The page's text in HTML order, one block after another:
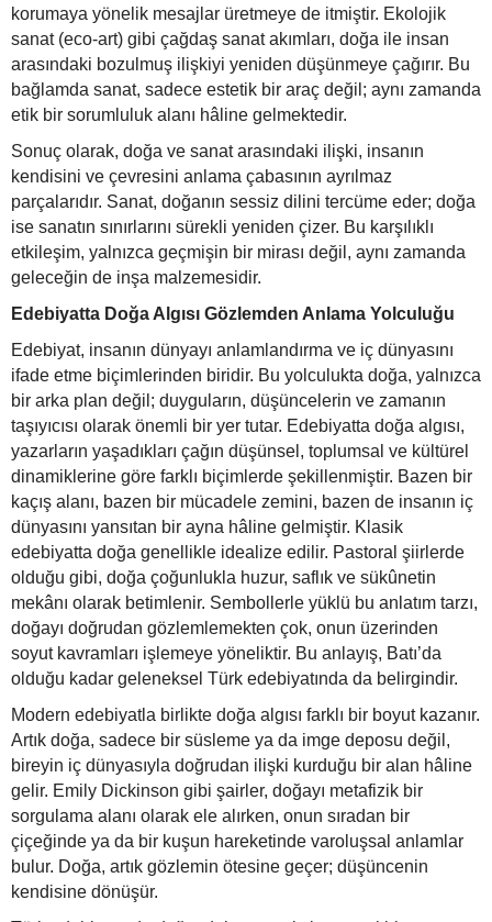
korumaya yönelik mesajlar üretmeye de itmiştir. Ekolojik
sanat (eco-art) gibi çağdaş sanat akımları, doğa ile insan
arasındaki bozulmuş ilişkiyi yeniden düşünmeye çağırır. Bu
bağlamda sanat, sadece estetik bir araç değil; aynı zamanda
etik bir sorumluluk alanı hâline gelmektedir.
Sonuç olarak, doğa ve sanat arasındaki ilişki, insanın
kendisini ve çevresini anlama çabasının ayrılmaz
parçalarıdır. Sanat, doğanın sessiz dilini tercüme eder; doğa
ise sanatın sınırlarını sürekli yeniden çizer. Bu karşılıklı
etkileşim, yalnızca geçmişin bir mirası değil, aynı zamanda
geleceğin de inşa malzemesidir.
Edebiyatta Doğa Algısı Gözlemden Anlama Yolculuğu
Edebiyat, insanın dünyayı anlamlandırma ve iç dünyasını
ifade etme biçimlerinden biridir. Bu yolculukta doğa, yalnızca
bir arka plan değil; duyguların, düşüncelerin ve zamanın
taşıyıcısı olarak önemli bir yer tutar. Edebiyatta doğa algısı,
yazarların yaşadıkları çağın düşünsel, toplumsal ve kültürel
dinamiklerine göre farklı biçimlerde şekillenmiştir. Bazen bir
kaçış alanı, bazen bir mücadele zemini, bazen de insanın iç
dünyasını yansıtan bir ayna hâline gelmiştir. Klasik
edebiyatta doğa genellikle idealize edilir. Pastoral şiirlerde
olduğu gibi, doğa çoğunlukla huzur, saflık ve sükûnetin
mekânı olarak betimlenir. Sembollerle yüklü bu anlatım tarzı,
doğayı doğrudan gözlemlemekten çok, onun üzerinden
soyut kavramları işlemeye yöneliktir. Bu anlayış, Batı’da
olduğu kadar geleneksel Türk edebiyatında da belirgindir.
Modern edebiyatla birlikte doğa algısı farklı bir boyut kazanır.
Artık doğa, sadece bir süsleme ya da imge deposu değil,
bireyin iç dünyasıyla doğrudan ilişki kurduğu bir alan hâline
gelir. Emily Dickinson gibi şairler, doğayı metafizik bir
sorgulama alanı olarak ele alırken, onun sıradan bir
çiçeğinde ya da bir kuşun hareketinde varoluşsal anlamlar
bulur. Doğa, artık gözlemin ötesine geçer; düşüncenin
kendisine dönüşür.